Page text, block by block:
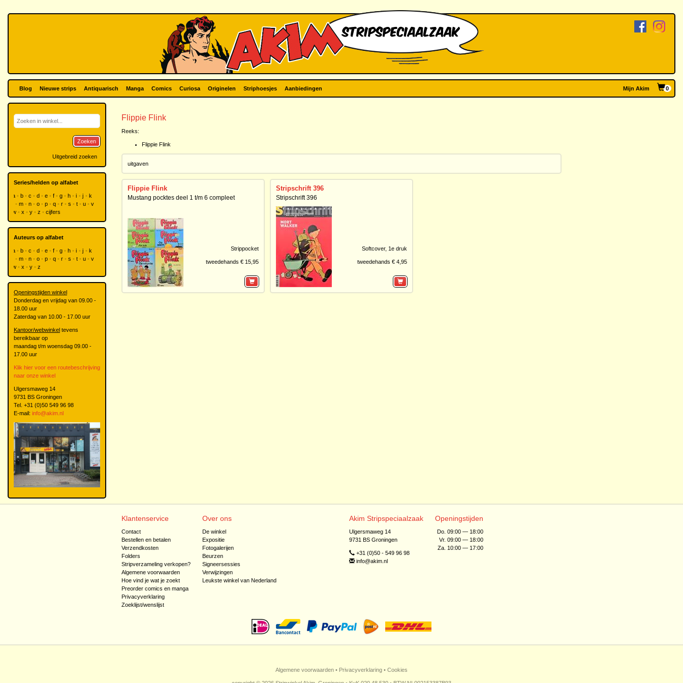
Blog Nieuwe strips Antiquarisch Manga Comics Curiosa Originelen Striphoesjes Aanbiedingen Mijn Akim 0
Flippie Flink
Reeks:
Flippie Flink
uitgaven
Flippie Flink
Mustang pocktes deel 1 t/m 6 compleet
Strippocket
tweedehands € 15,95
Stripschrift 396
Stripschrift 396
Softcover, 1e druk
tweedehands € 4,95
Zoeken
Uitgebreid zoeken
Series/helden op alfabet
a b c d e f g h i j
k
m n o p q r s t u
v
w
x y z cijfers
Auteurs op alfabet
a b c d e f g h i j
k
m n o p q r s t u
v
w
x y z
Openingstijden winkel
Donderdag en vrijdag van 09.00 -
18.00 uur
Zaterdag van 10.00 - 17.00 uur
Kantoor/webwinkel tevens
bereikbaar op
maandag t/m woensdag 09.00 -
17.00 uur
Klik hier voor een routebeschrijving
naar onze winkel
Ulgersmaweg 14
9731 BS Groningen
Tel. +31 (0)50 549 96 98
E-mail: info@akim.nl
Klantenservice
Contact
Bestellen en betalen
Verzendkosten
Folders
Stripverzameling verkopen?
Algemene voorwaarden
Hoe vind je wat je zoekt
Preorder comics en manga
Privacyverklaring
Zoeklijst/wenslijst
Over ons
De winkel
Expositie
Fotogalerijen
Beurzen
Signeersessies
Verwijzingen
Leukste winkel van Nederland
Akim Stripspeciaalzaak
Ulgersmaweg 14
9731 BS Groningen
+31 (0)50 - 549 96 98
info@akim.nl
Openingstijden
Do. 09:00 — 18:00
Vr. 09:00 — 18:00
Za. 10:00 — 17:00
Algemene voorwaarden • Privacyverklaring • Cookies